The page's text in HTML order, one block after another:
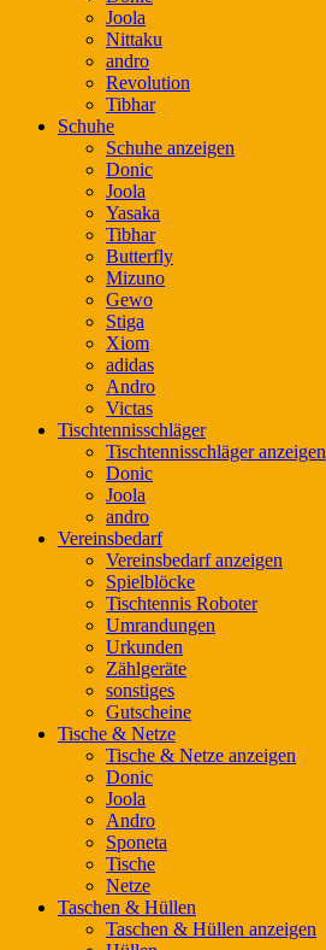
Joola
Nittaku
andro
Revolution
Tibhar
Schuhe
Schuhe anzeigen
Donic
Joola
Yasaka
Tibhar
Butterfly
Mizuno
Gewo
Stiga
Xiom
adidas
Andro
Victas
Tischtennisschläger
Tischtennisschläger anzeigen
Donic
Joola
andro
Vereinsbedarf
Vereinsbedarf anzeigen
Spielblöcke
Tischtennis Roboter
Umrandungen
Urkunden
Zählgeräte
sonstiges
Gutscheine
Tische & Netze
Tische & Netze anzeigen
Donic
Joola
Andro
Sponeta
Tische
Netze
Taschen & Hüllen
Taschen & Hüllen anzeigen